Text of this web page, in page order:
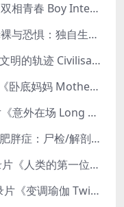
美国纪录片《双相青春 Boy Interrupted 2009》英语中英双字 官方纯净版 1080P/MKV/1.43G 青少年躁郁症
探索频道《赤裸与恐惧：独自生存/赤裸荒野求生 Naked and Afraid: Solo 2023》第一季全8集 英语中英双字 官方纯净版 高码1080P/MKV/45.4G
BBC纪录片《文明的轨迹 Civilisations 1969》全13集 英语中英双字 高清收藏版 1080P/MKV/64.1G 西方艺术史话
HULU纪录片《卧底妈妈 Mother Undercover 2023》全4集 英语中英双字 官方纯净版 1080P/MKV/7.6G 拯救孩子
Netflix纪录片《意外在场 Long Shot 2017》英语中字 720P/NKV/1.06GB 美国谋杀误判案件
BBC纪录片《肥胖症：尸检/解剖肥胖 Obesity: The Post Mortem 2016》英语中英双字 无水印纯净版 1080P/MKV/1.03G
Boreales纪录片《人类的第一位动物朋友：人类和狗的神奇故事 Man’s First Friend 2018》英语中英双字 1080P/MP4/1.8G 狗的神奇故事
AppleTV纪录片《变调瑜伽 Twisted Yoga 2026》全3集 英语中英双字 无水印纯净版 1080P/MKV/10G 瑜伽大师背后的真相